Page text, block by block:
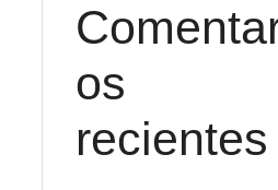
os
recientes